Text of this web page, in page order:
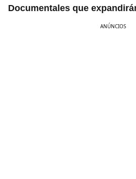
Documentales que
ANÚNCIOS